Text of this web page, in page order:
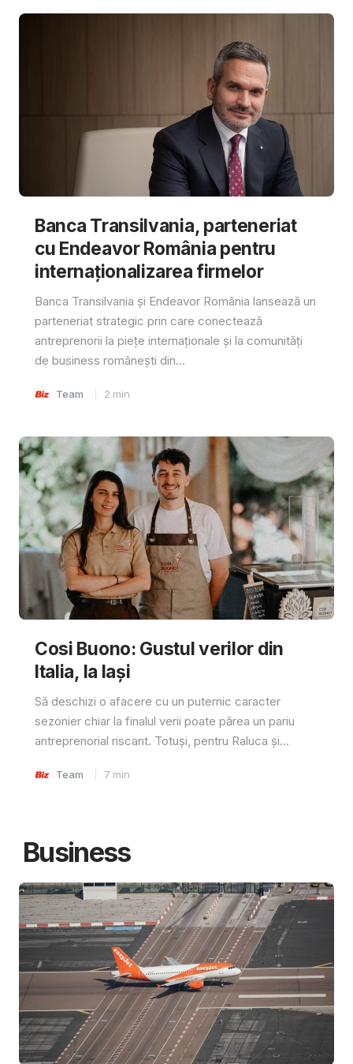
Banca Transilvania, parteneriat
cu Endeavor România pentru
internaționalizarea firmelor
Banca Transilvania și Endeavor România lansează un
parteneriat strategic prin care conectează
antreprenorii la piețe internaționale și la comunități
de business românești din...
Team 2 min
Cosi Buono: Gustul verilor din
Italia, la Iași
Să deschizi o afacere cu un puternic caracter
sezonier chiar la finalul verii poate părea un pariu
antreprenorial riscant. Totuși, pentru Raluca și...
Team 7 min
Business